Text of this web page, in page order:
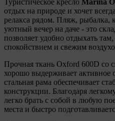
отдых на природе и хочет
релакса рядом. Пляж, рыбалка,
уютный вечер на даче - это
позволяет удобно отдыхать
спокойствием и свежим
Прочная ткань Oxford 600D со
хорошо выдерживает активное
стальная рама обеспечивает
конструкции. Благодаря
легко брать с собой в любую
места и быстро